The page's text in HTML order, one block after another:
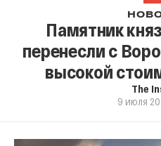
Памятник
перенесли с
высокой
The
9 июля